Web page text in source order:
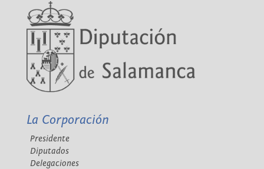
La Corporación
Presidente
Diputados
Delegaciones